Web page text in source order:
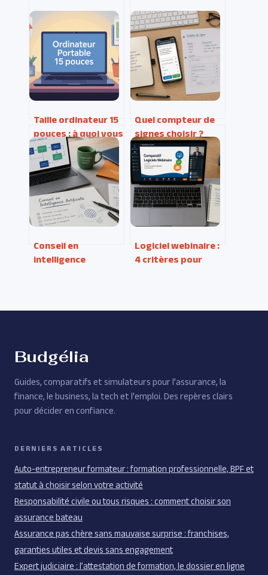
Taille ordinateur 15
pouces : à quoi vous
attendre
concrètement
Quel compteur de
signes choisir ?
Précision, formats
et pièges de
comptage à éviter
Conseil en
intelligence
données en
Logiciel webinaire :
4 critères pour
conversions
Budgélia
Guides, comparatifs et simulateurs pour l'assurance, la
finance, le business, la tech et l'emploi. Des repères clairs
pour décider en confiance.
DERNIERS ARTICLES
Auto-entrepreneur formateur : formation professionnelle, BPF et
statut à choisir selon votre activité
Responsabilité civile ou tous risques : comment choisir son
assurance bateau
Assurance pas chère sans mauvaise surprise : franchises,
garanties utiles et devis sans engagement
Expert judiciaire : l’attestation de formation, le dossier en ligne